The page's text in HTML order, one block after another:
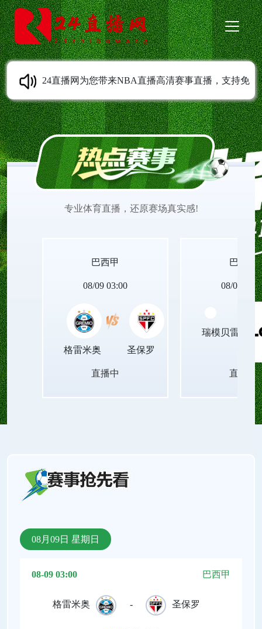
24直播网为您带来NBA直播高清赛事直播，支持免
费在线观看，无需安装任何插件，打开即可流畅观
赛。平台致力于提供清晰稳定、低延迟的直播体
专业体育直播，还原赛场真实感!
巴西甲
08/09 03:00
格雷米奥 圣保罗
直播中
巴西甲
08/09
瑞模贝雷
直播中
08月09日 星期日
08-09 03:00 巴西甲
格雷米奥 - 圣保罗